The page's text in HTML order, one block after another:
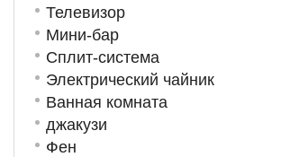
Телевизор
Мини-бар
Сплит-система
Электрический чайник
Ванная комната
джакузи
Фен